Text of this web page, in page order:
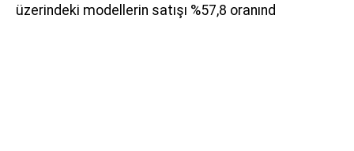
üzerindeki modellerin satışı %57,8 oranınd